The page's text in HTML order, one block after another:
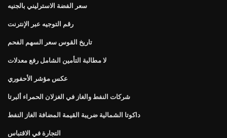
سعر الفضة الاسترليني بالجنيه
رقم التوجيه عبر الإنترنت
تاريخ القوس سعر السهم الفحم
لا مطالبة التأمين الشامل رفع معدلات
عكس مؤشر الأحفوري
شركات النفط والغاز في الغزلان الحمراء ألبرتا
داكوتا الشمالية ضريبة القيمة المضافة الغاز النفط
التجارة في الاقتباس